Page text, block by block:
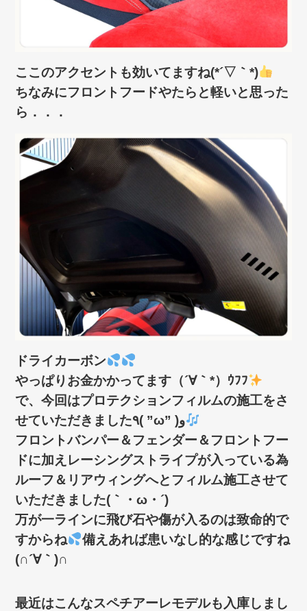
ここのアクセントも効いてますね(*´▽｀*)
ちなみにフロントフードやたらと軽いと思った
ら．．．
ドライカーボン
やっぱりお金かかってます（´∀｀*）ｳﾌﾌ
で、今回はプロテクションフィルムの施工をさ
せていただきました٩( ”ω” )و
フロントバンパー＆フェンダー＆フロントフー
ドに加えレーシングストライプが入っている為
ルーフ＆リアウィングへとフィルム施工させて
いただきました(｀・ω・´)ゞ
万が一ラインに飛び石や傷が入るのは致命的で
すからね
備えあれば患いなし的な感じですね
(∩´∀｀)∩
最近はこんなスペチアーレモデルも入庫しまし